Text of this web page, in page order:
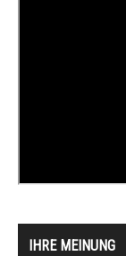
IHRE MEINUNG